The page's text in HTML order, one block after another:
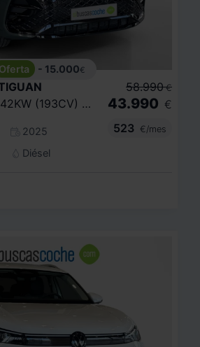
- 15.000€
R LINE 2.0 TDI 142KW (193CV) DSG 4MOTION
2025
Diésel
58.990 €
43.990 €
523
€/mes